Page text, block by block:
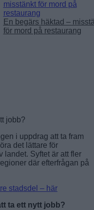
En begärs häktad –
för mord på restaurang
jobb?
i uppdrag att ta fram
det lättare för
landet. Syftet är att fler
där efterfrågan på
stadsdel – här
ta ett nytt jobb?